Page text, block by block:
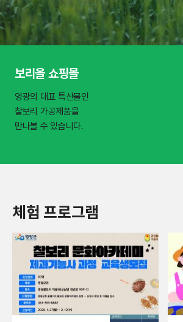
보리올 쇼핑몰
영광의 대표 특산물인
찰보리 가공제품을
만나볼 수 있습니다.
체험 프로그램